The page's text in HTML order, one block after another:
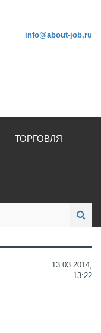
info@about-job.ru
ТОРГОВЛЯ
13.03.2014,
13:22